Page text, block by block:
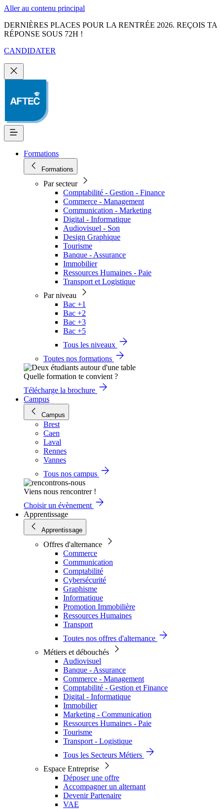
Aller au contenu principal
DERNIÈRES PLACES POUR LA RENTRÉE 2026. REÇOIS TA
RÉPONSE SOUS 72H !
CANDIDATER
Formations
Formations
Par secteur
Comptabilité - Gestion - Finance
Commerce - Management
Communication - Marketing
Digital - Informatique
Audiovisuel - Son
Design Graphique
Tourisme
Banque - Assurance
Immobilier
Ressources Humaines - Paie
Transport et Logistique
Par niveau
Bac +1
Bac +2
Bac +3
Bac +5
Tous les niveaux
Toutes nos formations
Quelle formation te convient ?
Télécharge la brochure
Campus
Campus
Brest
Caen
Laval
Rennes
Vannes
Tous nos campus
Viens nous rencontrer !
Choisir un évènement
Apprentissage
Apprentissage
Offres d'alternance
Commerce
Communication
Comptabilité
Cybersécurité
Graphisme
Informatique
Promotion Immobilière
Ressources Humaines
Transport
Toutes nos offres d'alternance
Métiers et débouchés
Audiovisuel
Banque - Assurance
Commerce - Management
Comptabilité - Gestion et Finance
Digital - Informatique
Immobilier
Marketing - Communication
Ressources Humaines - Paie
Tourisme
Transport - Logistique
Tous les Secteurs Métiers
Espace Entreprise
Déposer une offre
Accompagner un alternant
Devenir Partenaire
VAE